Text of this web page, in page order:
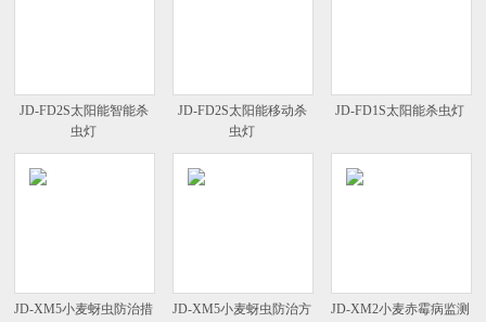
JD-FD2S太阳能智能杀
虫灯
JD-FD2S太阳能移动杀
虫灯
JD-FD1S太阳能杀虫灯
JD-XM5小麦蚜虫防治措 JD-XM5小麦蚜虫防治方 JD-XM2小麦赤霉病监测